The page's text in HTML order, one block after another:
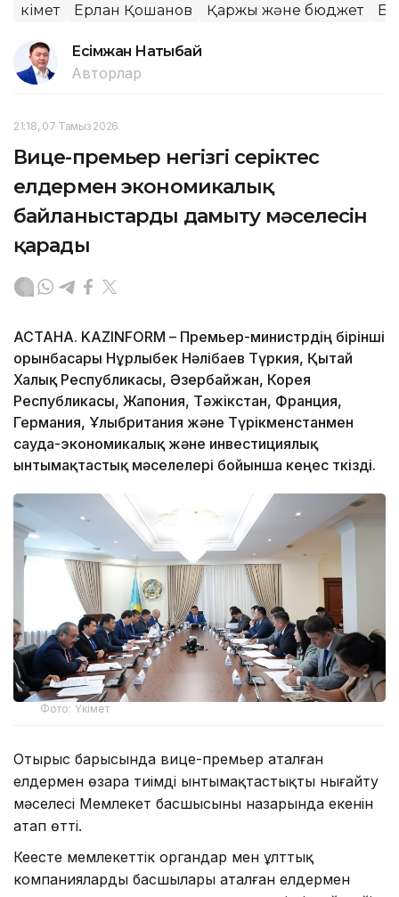
Үкімет Ерлан Қошанов Қаржы және бюджет
Есімжан Нақтыбай
Авторлар
21:18, 07 Тамыз 2026
Вице-премьер негізгі серіктес
елдермен экономикалық
байланыстарды дамыту мәселесін
қарады
АСТАНА. KAZINFORM – Премьер-министрдің бірінші
орынбасары Нұрлыбек Нәлібаев Түркия, Қытай
Халық Республикасы, Әзербайжан, Корея
Республикасы, Жапония, Тәжікстан, Франция,
Германия, Ұлыбритания және Түрікменстанмен
сауда-экономикалық және инвестициялық
ынтымақтастық мәселелері бойынша кеңес өткізді.
Фото: Үкімет
Отырыс барысында вице-премьер аталған
елдермен өзара тиімді ынтымақтастықты нығайту
мәселесі Мемлекет басшысының назарында екенін
атап өтті.
Кеңесте мемлекеттік органдар мен ұлттық
компаниялардың басшылары аталған елдермен